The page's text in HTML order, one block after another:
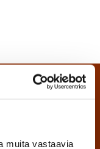
muita vastaavia